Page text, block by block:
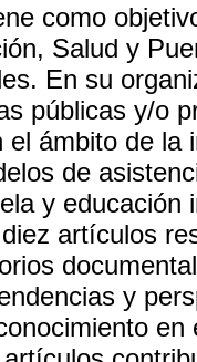
como
Salud y
En su
públicas y/o
el ámbito de la
de
y educación
artículos
y